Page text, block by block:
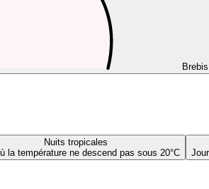
Nuits tropicales
la température ne descend pas sous 20°C